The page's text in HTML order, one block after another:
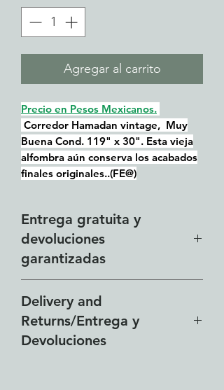
Agregar al carrito
Precio en Pesos Mexicanos.
Corredor Hamadan vintage, Muy
Buena Cond. 119" x 30". Esta vieja
alfombra aún conserva los acabados
finales originales..(FE@)
Entrega gratuita y
devoluciones
garantizadas
gratuita incluye toda la zona de
Lakeside desde El Chante hasta
Vista del Lago y toda el área
Delivery and
Returns/Entrega y
Devoluciones